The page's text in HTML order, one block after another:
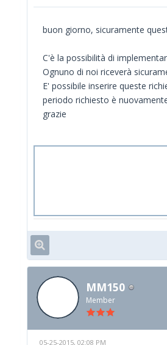
buon giorno, sicuramente
C'è la possibilità di
Ognuno di noi riceverà
E' possibile inserire queste
periodo richiesto è
grazie
MM150
Member
05-25-2015, 02:08 PM